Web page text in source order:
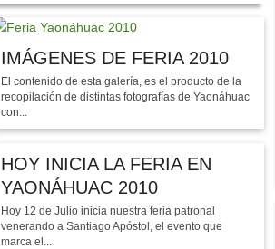
IMÁGENES DE FERIA 2010
El contenido de esta galería, es el producto de la
recopilación de distintas fotografías de Yaonáhuac
con...
HOY INICIA LA FERIA EN
YAONÁHUAC 2010
Hoy 12 de Julio inicia nuestra feria patronal
venerando a Santiago Apóstol, el evento que
marca el...